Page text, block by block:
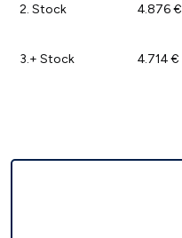
2. Stock 4.876 €
3.+ Stock 4.714 €